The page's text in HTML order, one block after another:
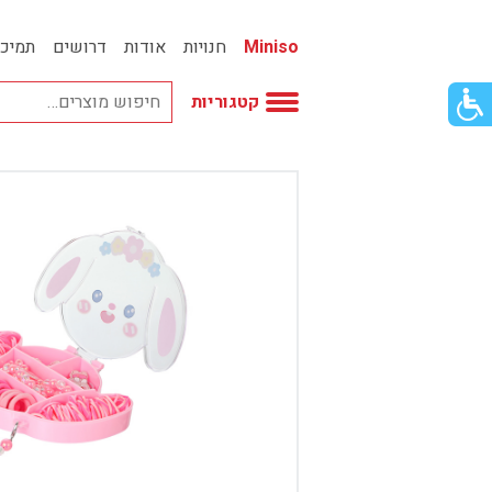
כפתור
לפתיחת
Miniso חנויות אודות דרושים
קטגוריות
באק טו סקול